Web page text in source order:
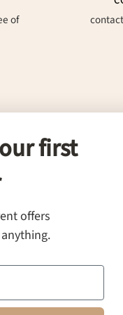
of
New
and 10% off
first
offers